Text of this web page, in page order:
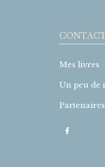
Mes livres
Un peu de
Partenaires